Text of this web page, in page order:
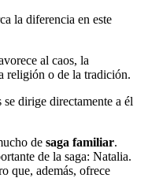
la diferencia en este
al caos, la
religión o de la tradición.
dirige directamente a él
de saga familiar.
de la saga: Natalia.
que, además, ofrece